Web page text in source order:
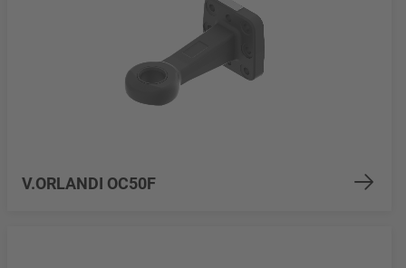
V.ORLANDI OC50F